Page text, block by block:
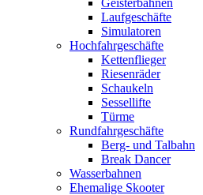
Laufgeschäfte
Simulatoren
Hochfahrgeschäfte
Kettenflieger
Riesenräder
Schaukeln
Sessellifte
Türme
Rundfahrgeschäfte
Berg- und Talbahn
Break Dancer
Wasserbahnen
Ehemalige Skooter